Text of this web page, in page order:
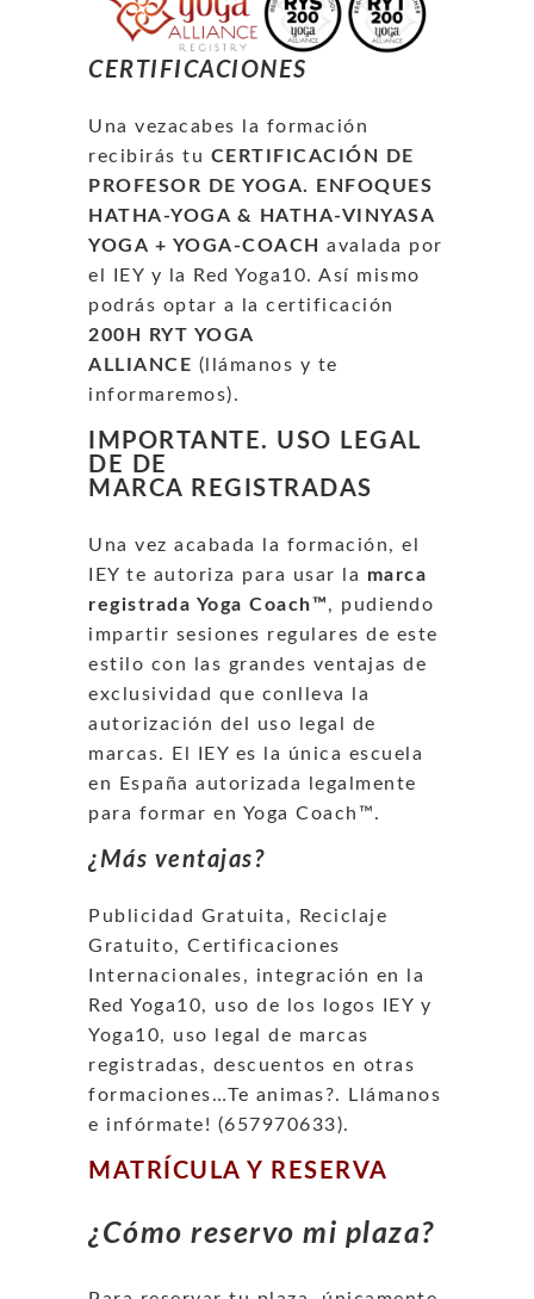
CERTIFICACIONES
Una vezacabes la formación
recibirás tu CERTIFICACIÓN DE
PROFESOR DE YOGA. ENFOQUES
HATHA-YOGA & HATHA-VINYASA
YOGA + YOGA-COACH avalada por
el IEY y la Red Yoga10. Así mismo
podrás optar a la certificación
200H RYT YOGA
ALLIANCE (llámanos y te
informaremos).
IMPORTANTE. USO LEGAL
DE DE
MARCA REGISTRADAS
Una vez acabada la formación, el
IEY te autoriza para usar la marca
registrada Yoga Coach™, pudiendo
impartir sesiones regulares de este
estilo con las grandes ventajas de
exclusividad que conlleva la
autorización del uso legal de
marcas. El IEY es la única escuela
en España autorizada legalmente
para formar en Yoga Coach™.
¿Más ventajas?
Publicidad Gratuita, Reciclaje
Gratuito, Certificaciones
Internacionales, integración en la
Red Yoga10, uso de los logos IEY y
Yoga10, uso legal de marcas
registradas, descuentos en otras
formaciones…Te animas?. Llámanos
e infórmate! (657970633).
MATRÍCULA Y RESERVA
¿Cómo reservo mi plaza?